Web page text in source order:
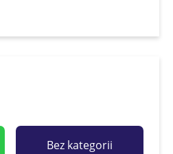
Bez kategorii